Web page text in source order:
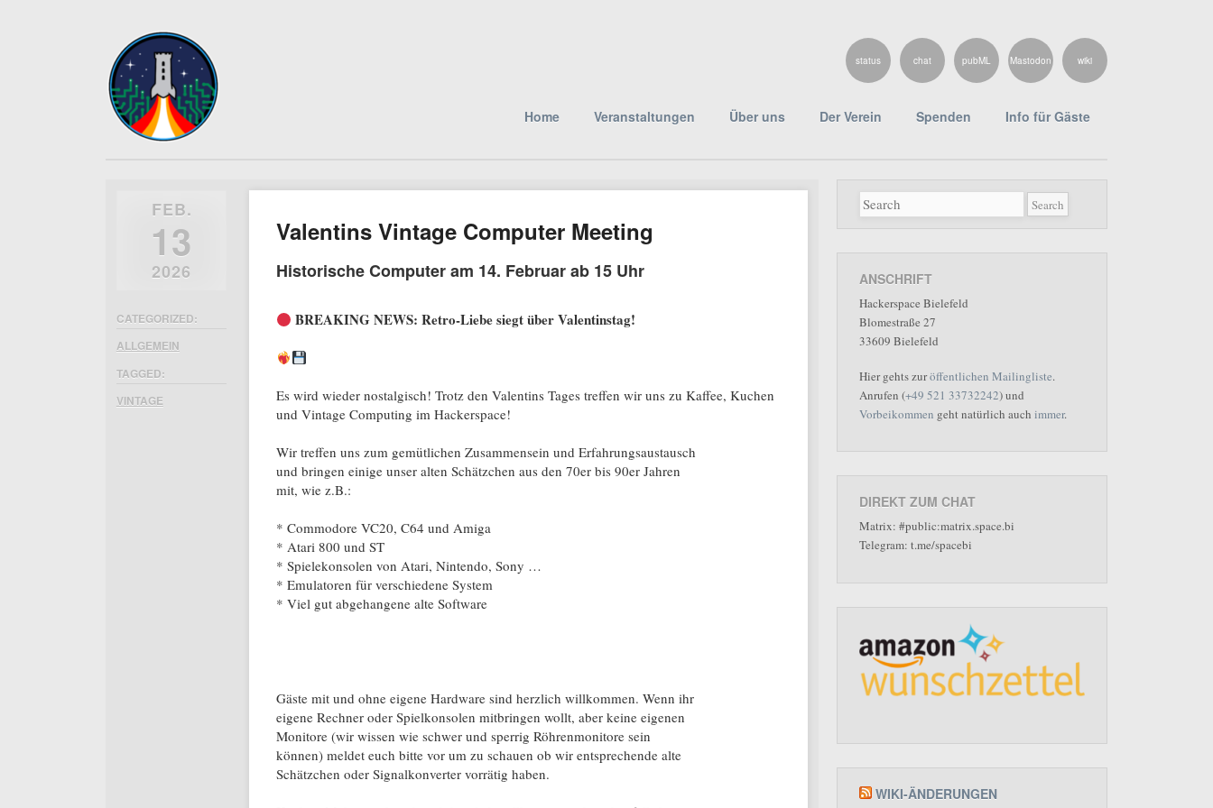
wiki
Mastodon
pubML
chat
status
Main menu
SkipHome Veranstaltungen Über uns Der Verein Spenden Info für Gäste
Valentins Vintage Computer Meeting
Historische Computer am 14. Februar ab 15 Uhr
BREAKING NEWS: Retro-Liebe siegt über Valentinstag!
Es wird wieder nostalgisch! Trotz den Valentins Tages treffen wir uns zu Kaffee, Kuchen
und Vintage Computing im Hackerspace!
Wir treffen uns zum gemütlichen Zusammensein und Erfahrungsaustausch
und bringen einige unser alten Schätzchen aus den 70er bis 90er Jahren
mit, wie z.B.:
* Commodore VC20, C64 und Amiga
* Atari 800 und ST
* Spielekonsolen von Atari, Nintendo, Sony …
* Emulatoren für verschiedene System
* Viel gut abgehangene alte Software
Gäste mit und ohne eigene Hardware sind herzlich willkommen. Wenn ihr
eigene Rechner oder Spielkonsolen mitbringen wollt, aber keine eigenen
Monitore (wir wissen wie schwer und sperrig Röhrenmonitore sein
können) meldet euch bitte vor um zu schauen ob wir entsprechende alte
Schätzchen oder Signalkonverter vorrätig haben.
FEB.
13
2026
CATEGORIZED:
ALLGEMEIN
TAGGED:
VINTAGE
ANSCHRIFT
Hackerspace Bielefeld
Blomestraße 27
33609 Bielefeld
Hier gehts zuröffentlichen Mailingliste.
Anrufen (+49 521 33732242) und
Vorbeikommen geht natürlich auch immer.
DIREKT ZUM CHAT
Matrix: #public:matrix.space.bi
Telegram: t.me/spacebi
WIKI-ÄNDERUNGEN